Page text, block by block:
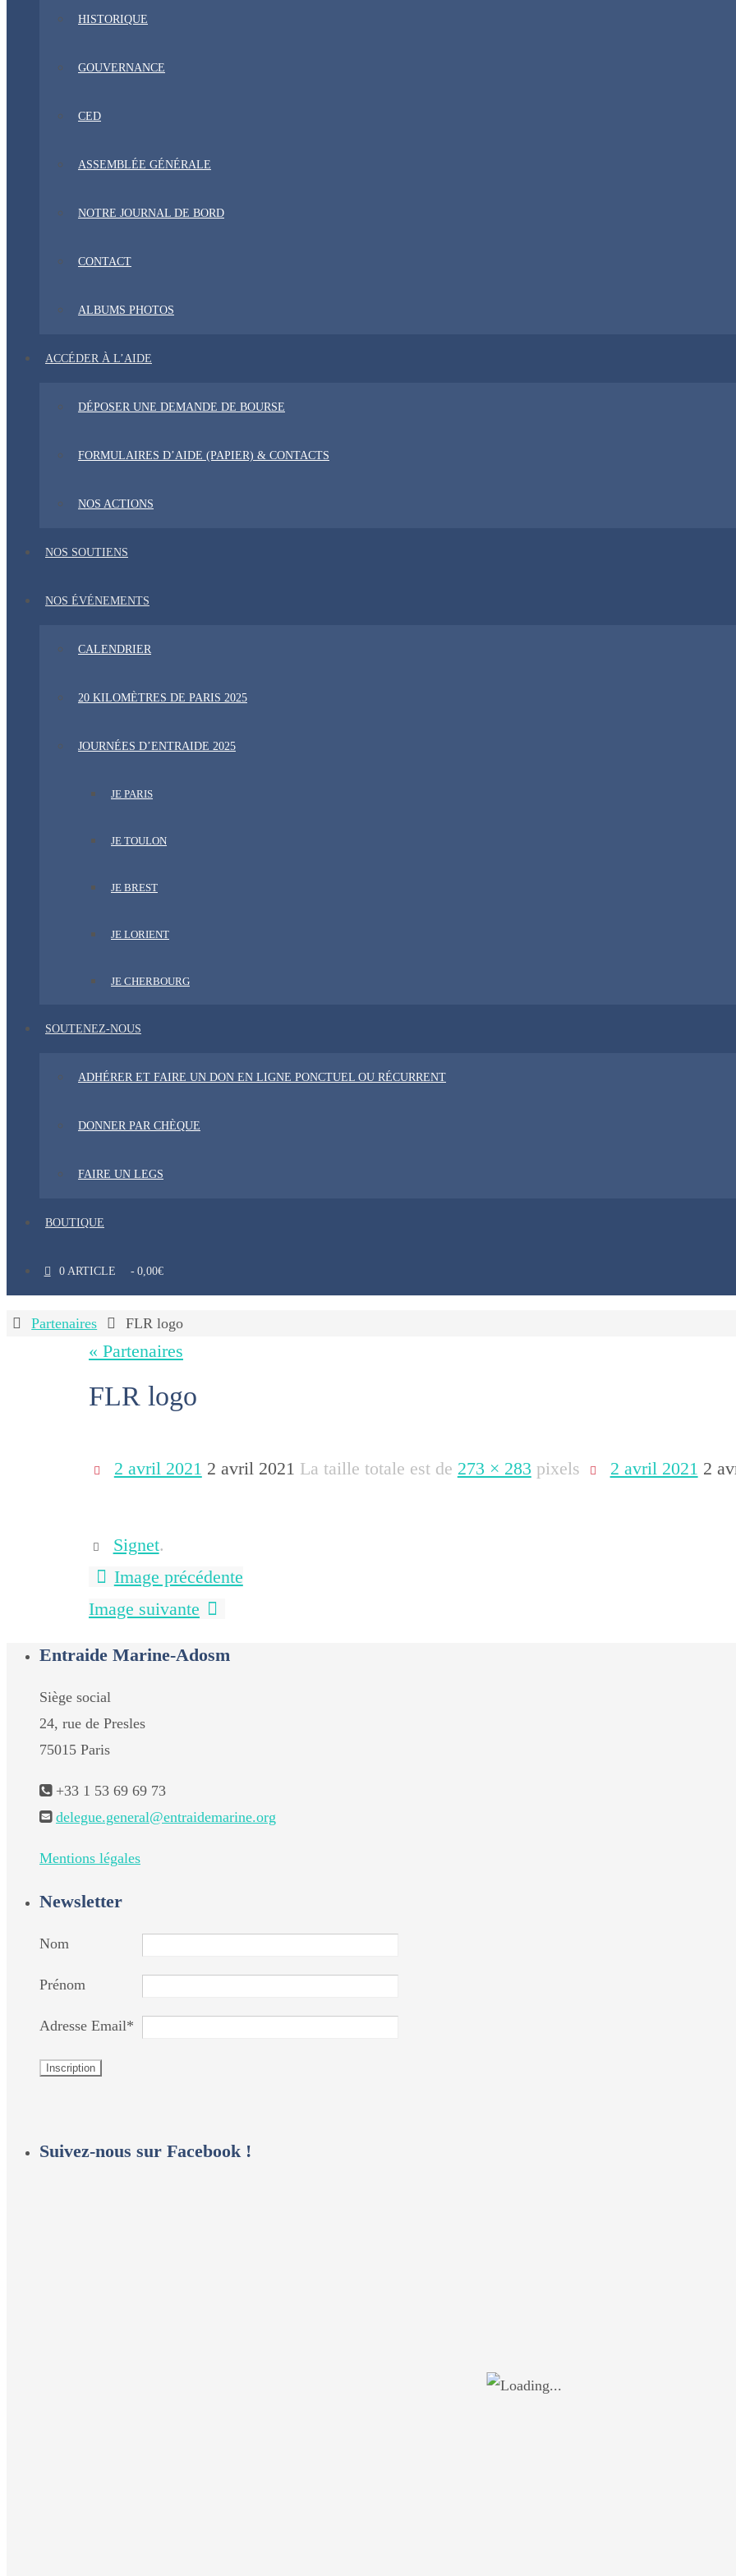
HISTORIQUE
GOUVERNANCE
CED
ASSEMBLÉE GÉNÉRALE
NOTRE JOURNAL DE BORD
CONTACT
ALBUMS PHOTOS
ACCÉDER À L’AIDE
DÉPOSER UNE DEMANDE DE BOURSE
FORMULAIRES D’AIDE (PAPIER) & CONTACTS
NOS ACTIONS
NOS SOUTIENS
NOS ÉVÉNEMENTS
CALENDRIER
20 KILOMÈTRES DE PARIS 2025
JOURNÉES D’ENTRAIDE 2025
JE PARIS
JE TOULON
JE BREST
JE LORIENT
JE CHERBOURG
SOUTENEZ-NOUS
ADHÉRER ET FAIRE UN DON EN LIGNE PONCTUEL OU RÉCURRENT
DONNER PAR CHÈQUE
FAIRE UN LEGS
BOUTIQUE
0 ARTICLE 0,00€
HomePartenaires FLR logo
« Partenaires
FLR logo
2 avril 2021 2 avril 2021 La taille totale est de 273 × 283 pixels 2 avril 2021 2
Signet.
Image précédente
Image suivante
Entraide Marine-Adosm
Siège social
24, rue de Presles
75015 Paris
+33 1 53 69 69 73
delegue.general@entraidemarine.org
Mentions légales
Newsletter
Nom
Prénom
Adresse Email*
Suivez-nous sur Facebook !